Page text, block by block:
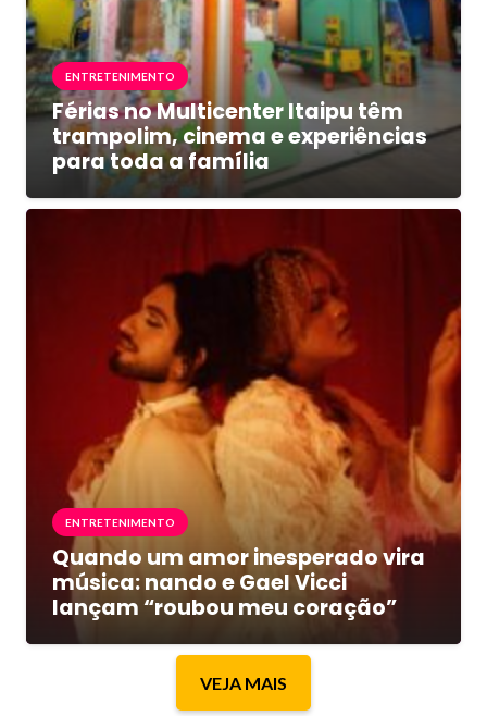
ENTRETENIMENTO
Férias no Multicenter Itaipu têm
trampolim, cinema e experiências
para toda a família
ENTRETENIMENTO
Quando um amor inesperado vira
música: nando e Gael Vicci
lançam “roubou meu coração”
VEJA MAIS